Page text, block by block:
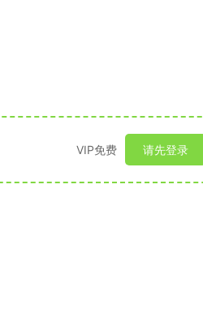
VIP免费 请先登录